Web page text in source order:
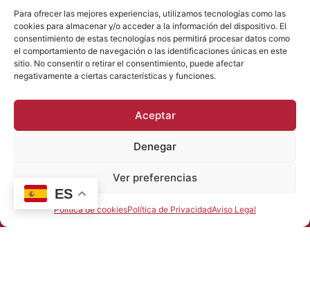
Para ofrecer las mejores experiencias, utilizamos tecnologías como las
cookies para almacenar y/o acceder a la información del dispositivo. El
consentimiento de estas tecnologías nos permitirá procesar datos como
el comportamiento de navegación o las identificaciones únicas en este
sitio. No consentir o retirar el consentimiento, puede afectar
negativamente a ciertas características y funciones.
Aceptar
Denegar
Ver preferencias
Política de cookiesPolítica de PrivacidadAviso Legal
Ver el Producto
ES